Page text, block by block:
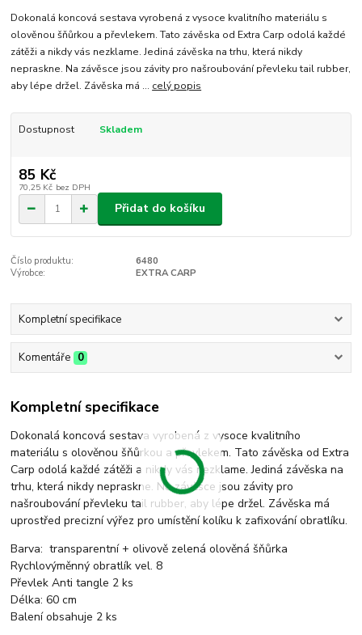
Dokonalá koncová sestava vyrobená z vysoce kvalitního materiálu s
olověnou šňůrkou a převlekem. Tato závěska od Extra Carp odolá každé
zátěži a nikdy vás nezklame. Jediná závěska na trhu, která nikdy
nepraskne. Na závěsce jsou závity pro našroubování převleku tail rubber,
aby lépe držel. Závěska má ... celý popis
Dostupnost Skladem
85 Kč
70,25 Kč bez DPH
Přidat do košíku
Číslo produktu:
6480
Výrobce:
EXTRA CARP
Kompletní specifikace
Komentáře 0
Kompletní specifikace
Dokonalá koncová sestava vyrobená z vysoce kvalitního
materiálu s olověnou šňůrkou a převlekem. Tato závěska od Extra
Carp odolá každé zátěži a nikdy vás nezklame. Jediná závěska na
trhu, která nikdy nepraskne. Na závěsce jsou závity pro
našroubování převleku tail rubber, aby lépe držel. Závěska má
uprostřed precizní výřez pro umístění kolíku k zafixování obratlíku.
Barva: transparentní + olivově zelená olověná šňůrka
Rychlovýměnný obratlík vel. 8
Převlek Anti tangle 2 ks
Délka: 60 cm
Balení obsahuje 2 ks